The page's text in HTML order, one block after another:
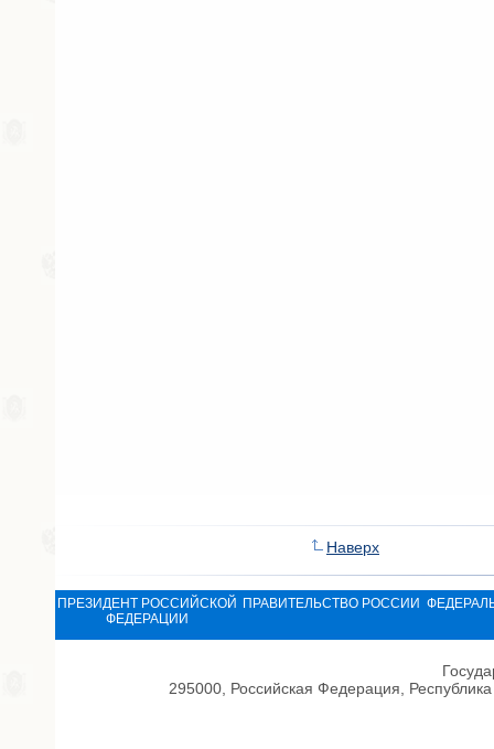
Наверх
ПРЕЗИДЕНТ РОССИЙСКОЙ
ФЕДЕРАЦИИ
ПРАВИТЕЛЬСТВО РОССИИ
295000, Российская Федерация,